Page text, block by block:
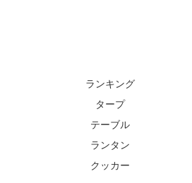
ランキング
タープ
テーブル
ランタン
クッカー